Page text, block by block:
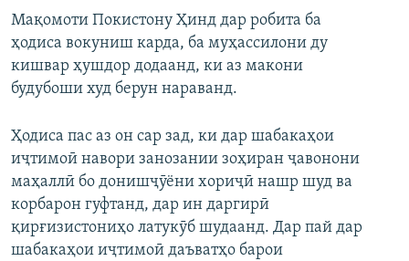
Мақомоти Покистону Ҳинд дар робита ба
ҳодиса вокуниш карда, ба муҳассилони ду
кишвар ҳушдор додаанд, ки аз макони
будубоши худ берун нараванд.
Ҳодиса пас аз он сар зад, ки дар шабакаҳои
иҷтимоӣ навори занозании зоҳиран ҷавонони
маҳаллӣ бо донишҷӯёни хориҷӣ нашр шуд ва
корбарон гуфтанд, дар ин даргирӣ
қирғизистониҳо латукӯб шудаанд. Дар пай дар
шабакаҳои иҷтимоӣ даъватҳо барои